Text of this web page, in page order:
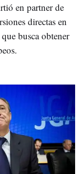
en partner de
directas en
busca obtener